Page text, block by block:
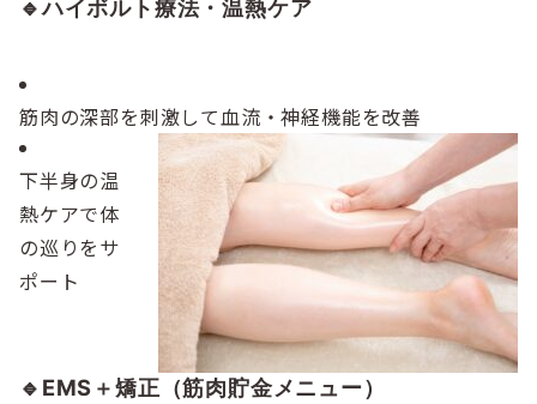
🔹ハイボルト療法・温熱ケア
筋肉の深部を刺激して血流・神経機能を改善
下半身の温
熱ケアで体
の巡りをサ
ポート
🔹EMS＋矯正（筋肉貯金メニュー）